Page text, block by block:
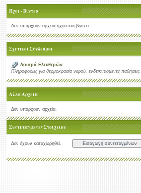
Ήχοι - Βίντεο
Δεν υπάρχουν αρχεία ήχου και βίντεο.
Σχετικοί Σύνδεσμοι
Λουτρά Ελευθερών
Πληροφορίες για θερμοκρασία νερού, ενδεικνυόμενες παθήσεις.
Άλλα Αρχεία
Δεν υπάρχουν αρχεία.
Συντεταγμένες Στοιχείου
Δεν έχουν καταχωρηθεί.